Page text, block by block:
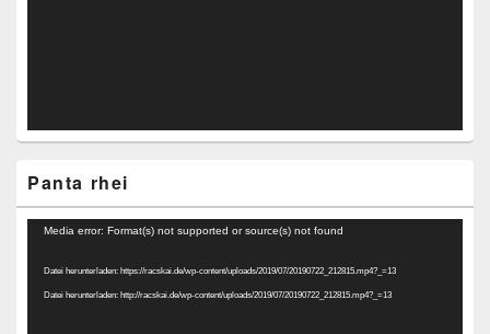
Panta rhei
Video-
Media error: Format(s) not supported or source(s) not found
Datei herunterladen: https://racskai.de/wp-content/uploads/2019/07/20190722_212815.mp4?_=13
Datei herunterladen: http://racskai.de/wp-content/uploads/2019/07/20190722_212815.mp4?_=13